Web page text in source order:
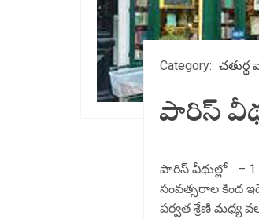
Category: చతుర్థ
పారిస్
పారిస్ వీథుల్లో… –
సంవత్సరాల కింద
పర్వత శ్రేణి మధ్య